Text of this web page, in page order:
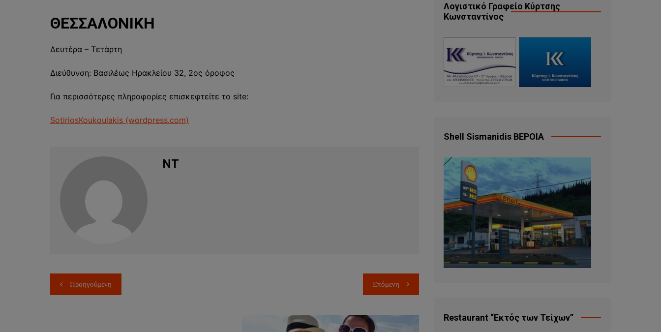
ΘΕΣΣΑΛΟΝΙΚΗ
Δευτέρα – Τετάρτη
Διεύθυνση: Βασιλέως Ηρακλείου 32, 2ος όροφος
Για περισσότερες πληροφορίες επισκεφτείτε το site:
SotiriosKoukoulakis (wordpress.com)
NT
Πλοήγηση
άρθρων
Προηγούμενη Επόμενη
Λογιστικό Γραφείο Κύρτσης
Κωνσταντίνος
Shell Sismanidis ΒΕΡΟΙΑ
Restaurant “Εκτός των Τείχων”